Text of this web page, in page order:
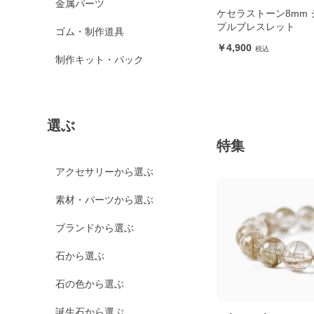
金属パーツ
ゴム・制作道具
制作キット・パック
選ぶ
アクセサリーから選ぶ
素材・パーツから選ぶ
ブランドから選ぶ
石から選ぶ
石の色から選ぶ
ケセラストーン8mm
プルブレスレット
4,900
特集